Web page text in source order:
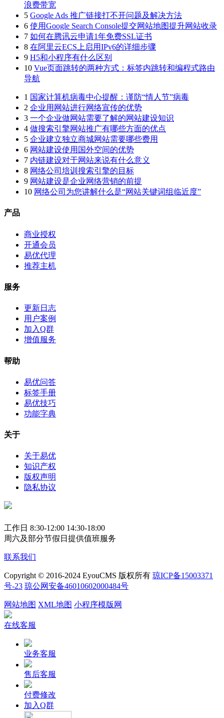
浪费带宽
5 Google Ads 推广链接打不开问题及解决方法
6 使用Google Search Console提交网站地图提升网站收录
7 如何在腾讯云申请1年免费SSL证书
8 在阿里云ECS上启用IPv6的详细步骤
9 H5和小程序有什么区别
10 Vue页面跳转的两种方式：标签内跳转和编程式路由
导航
1 国家计算机病毒中心提醒：谨防“情人节”病毒
2 企业用网站进行网络宣传的优势
3 一个企业做网站需要了解的网站建设知识
4 做搜索引擎网站推广有哪些方面的优点
5 企业建立独立商城网站需要哪些费用
6 网站建设使用国外空间的优势
7 内链建设对于网站来说有什么意义
8 网络公司培训搜索引擎的目标
9 网站建设是企业网络营销的前提
10 网络公司为您讲解什么是“网站关键词组临近度”
产品
商业授权
开通会员
易优代理
推荐主机
服务
更新日志
用户案例
加入Q群
增值服务
帮助
易优问答
标签手册
易优技巧
功能字典
关于
关于易优
知识产权
版权声明
隐私协议
工作日 8:30-12:00 14:30-18:00
周六及部分节假日提供值班服务
联系我们
Copyright © 2016-2024 EyouCMS 版权所有 琼ICP备15003371
号-23 琼公网安备46010602000484号
网站地图 XML地图 小程序模版网
在线客服
业务客服
售后客服
付费修改
加入Q群